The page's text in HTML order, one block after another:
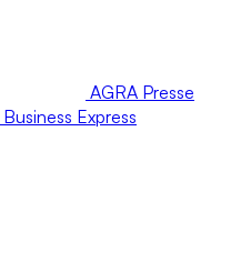
AGRA Presse
Business Express